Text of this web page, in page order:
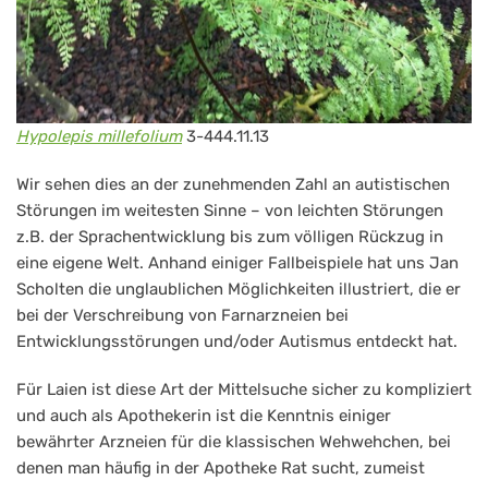
Hypolepis millefolium3-444.11.13
Wir sehen dies an der zunehmenden Zahl an autistischen
Störungen im weitesten Sinne – von leichten Störungen
z.B. der Sprachentwicklung bis zum völligen Rückzug in
eine eigene Welt. Anhand einiger Fallbeispiele hat uns Jan
Scholten die unglaublichen Möglichkeiten illustriert, die er
bei der Verschreibung von Farnarzneien bei
Entwicklungsstörungen und/oder Autismus entdeckt hat.
Für Laien ist diese Art der Mittelsuche sicher zu kompliziert
und auch als Apothekerin ist die Kenntnis einiger
bewährter Arzneien für die klassischen Wehwehchen, bei
denen man häufig in der Apotheke Rat sucht, zumeist